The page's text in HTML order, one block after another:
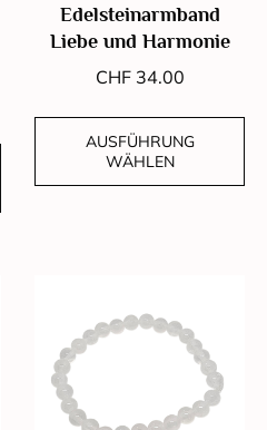
Edelsteinarmband
Liebe und Harmonie
CHF34.00
AUSFÜHRUNG
WÄHLEN